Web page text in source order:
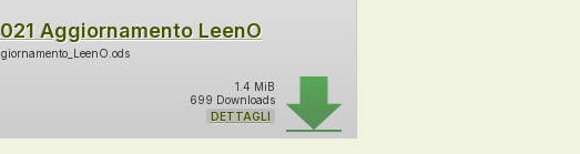
Aggiornamento LeenO
1.4 MiB
699 Downloads
DETTAGLI